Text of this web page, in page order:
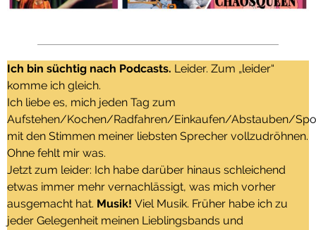
Ich bin süchtig nach Podcasts. Leider. Zum „leider“
komme ich gleich.
Ich liebe es, mich jeden Tag zum
Aufstehen/Kochen/Radfahren/Einkaufen/Abstauben/
mit den Stimmen meiner liebsten Sprecher vollzudröhnen.
Ohne fehlt mir was.
Jetzt zum leider: Ich habe darüber hinaus schleichend
etwas immer mehr vernachlässigt, was mich vorher
ausgemacht hat. Musik! Viel Musik. Früher habe ich zu
jeder Gelegenheit meinen Lieblingsbands und